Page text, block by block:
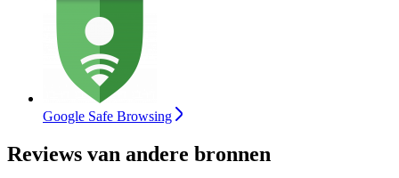
Google Safe Browsing
Reviews van andere bronnen